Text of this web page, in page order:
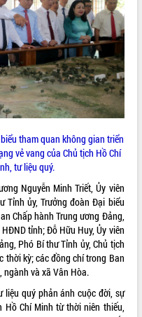
tham quan không gian triển
vẻ vang của Chủ tịch Hồ Chí
tư liệu quý.
Nguyễn Minh Triết, Ủy viên
Tỉnh ủy, Trưởng đoàn Đại biểu
Chấp hành Trung ương Đảng,
tỉnh; Đỗ Hữu Huy, Ủy viên
Phó Bí thư Tỉnh ủy, Chủ tịch
thời kỳ; các đồng chí trong Ban
ngành và xã Vân Hòa.
liệu quý phản ánh cuộc đời, sự
Chí Minh từ thời niên thiếu,